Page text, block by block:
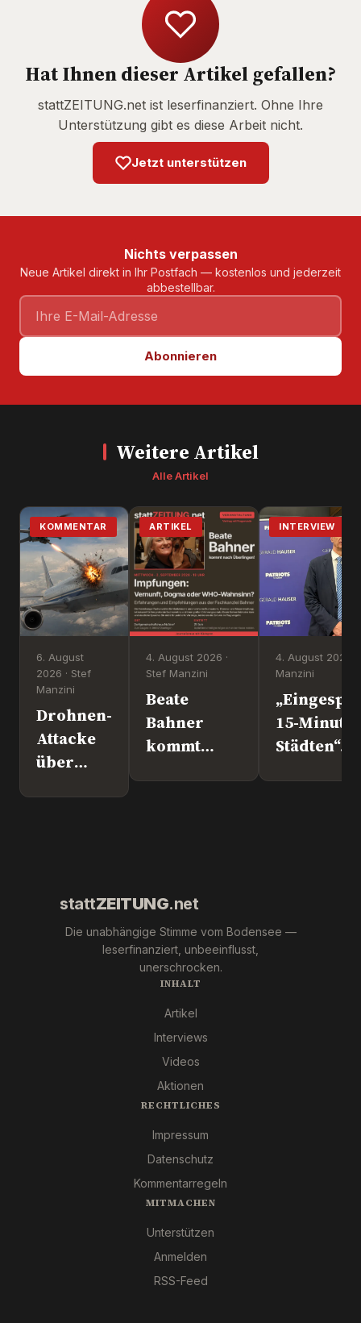
Hat Ihnen dieser Artikel gefallen?
stattZEITUNG.net ist leserfinanziert. Ohne Ihre
Unterstützung gibt es diese Arbeit nicht.
Jetzt unterstützen
Nichts verpassen
Neue Artikel direkt in Ihr Postfach — kostenlos und jederzeit
abbestellbar.
Abonnieren
Weitere Artikel
Alle Artikel
KOMMENTAR
6. August
2026 · Stef
Manzini
Drohnen-
Attacke
über
ARTIKEL
4. August 2026 ·
Stef Manzini
Beate
Bahner
kommt
INTERVIEW
4. August 2026 ·
Manzini
15-
Städten“.
stattZEITUNG.net
Die unabhängige Stimme vom Bodensee —
leserfinanziert, unbeeinflusst,
unerschrocken.
INHALT
Artikel
Interviews
Videos
Aktionen
RECHTLICHES
Impressum
Datenschutz
Kommentarregeln
MITMACHEN
Unterstützen
Anmelden
RSS-Feed